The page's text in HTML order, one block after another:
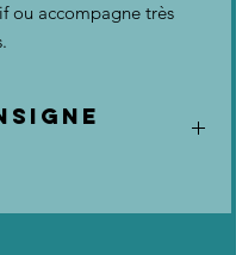
ou accompagne très